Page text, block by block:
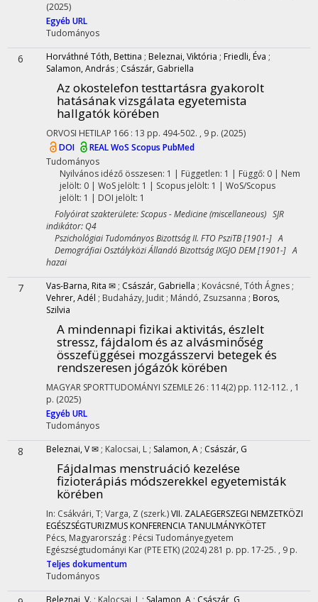
(2025)
Egyéb URL
Tudományos
6 Horváthné Tóth, Bettina ; Beleznai, Viktória ; Friedli, Éva ;
Salamon, András ; Császár, Gabriella
Az okostelefon testtartásra gyakorolt
hatásának vizsgálata egyetemista
hallgatók körében
ORVOSI HETILAP 166 : 13 pp. 494-502. , 9 p. (2025)
DOI
REALWoS Scopus PubMed
Tudományos
Nyilvános idéző összesen: 1 | Független: 1 | Függő: 0 | Nem
jelölt: 0 | WoS jelölt: 1 | Scopus jelölt: 1 | WoS/Scopus
jelölt: 1 | DOI jelölt: 1
Folyóirat szakterülete: Scopus - Medicine (miscellaneous) SJR
indikátor: Q4
Pszichológiai Tudományos Bizottság II. FTO PsziTB [1901-] A
Demográfiai Osztályközi Állandó Bizottság IXGJO DEM [1901-] A
hazai
7 Vas-Barna, Rita ✉ ; Császár, Gabriella ; Kovácsné, Tóth Ágnes ;
Vehrer, Adél ; Budaházy, Judit ; Mándó, Zsuzsanna ; Boros,
Szilvia
A mindennapi fizikai aktivitás, észlelt
stressz, fájdalom és az alvásminőség
összefüggései mozgásszervi betegek és
rendszeresen jógázók körében
MAGYAR SPORTTUDOMÁNYI SZEMLE26 : 114(2) pp. 112-112. , 1
p. (2025)
Egyéb URL
Tudományos
8 Beleznai, V ✉ ; Kalocsai, L ; Salamon, A ; Császár, G
Fájdalmas menstruáció kezelése
fizioterápiás módszerekkel egyetemisták
körében
In: Csákvári, T; Varga, Z (szerk.)VII. ZALAEGERSZEGI NEMZETKÖZI
EGÉSZSÉGTURIZMUS KONFERENCIA TANULMÁNYKÖTET
Pécs, Magyarország : Pécsi Tudományegyetem
Egészségtudományi Kar (PTE ETK) (2024)281 p. pp. 17-25. , 9 p.
Teljes dokumentum
Tudományos
Beleznai, V. ; Kalocsai, L ; Salamon, A ; Császár, G